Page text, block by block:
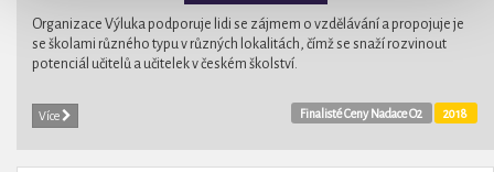
Organizace Výluka podporuje lidi se zájmem o vzdělávání a propojuje je
se školami různého typu v různých lokalitách, čímž se snaží rozvinout
potenciál učitelů a učitelek v českém školství.
Více 2018
Finalisté Ceny Nadace O2